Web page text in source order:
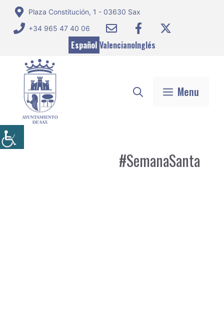
Saltar
contenido
Plaza Constitución, 1 - 03630 Sax
+34 965 47 40 06
Español ValencianoInglés
Menu
#SemanaSanta